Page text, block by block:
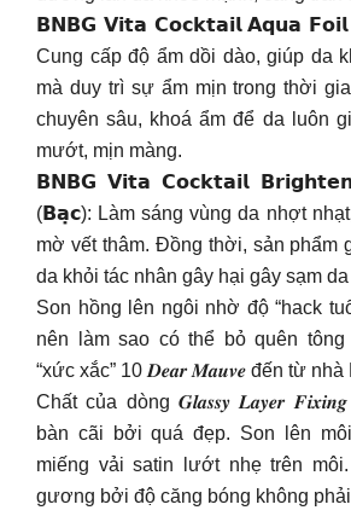
𝗕𝗡𝗕𝗚 𝗩𝗶𝘁𝗮 𝗖𝗼𝗰𝗸𝘁𝗮𝗶𝗹 𝗔𝗾𝘂𝗮
Cung cấp độ ẩm dồi dào, giúp da
mà duy trì sự ẩm mịn trong thời
chuyên sâu, khoá ẩm để da luôn
mướt, mịn màng.
𝗕𝗡𝗕𝗚 𝗩𝗶𝘁𝗮 𝗖𝗼𝗰𝗸𝘁𝗮𝗶𝗹
(𝗕𝗮̣𝗰): Làm sáng vùng da nhợt
mờ vết thâm. Đồng thời, sản phẩm
da khỏi tác nhân gây hại gây sạm
Son hồng lên ngôi nhờ độ “hack
nên làm sao có thể bỏ quên tông
“xức xắc” 10 𝑫𝒆𝒂𝒓 𝑴𝒂𝒖𝒗𝒆 đến từ
Chất của dòng 𝑮𝒍𝒂𝒔𝒔𝒚 𝑳𝒂𝒚𝒆𝒓
bàn cãi bởi quá đẹp. Son lên
miếng vải satin lướt nhẹ trên
gương bởi độ căng bóng không